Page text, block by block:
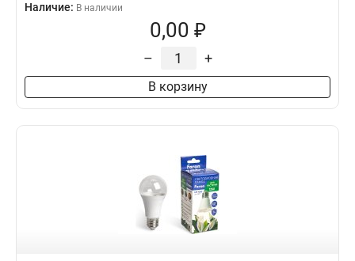
Наличие: В наличии
0,00 ₽
– +
В корзину